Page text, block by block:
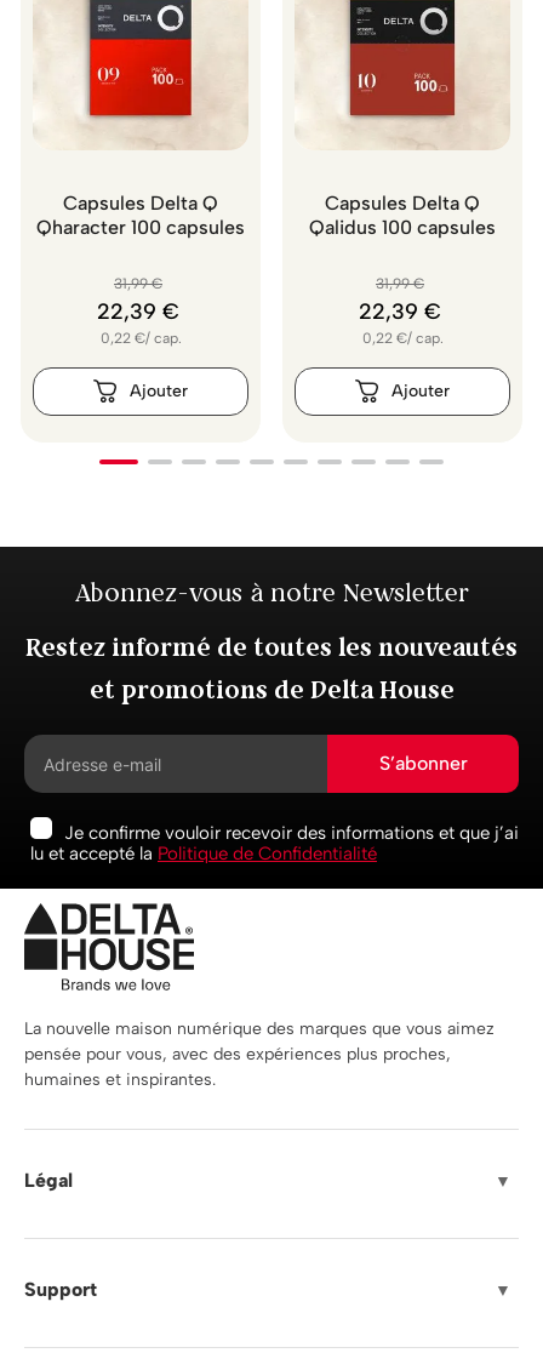
Capsules Delta Q
Qharacter 100 capsules
31,99 €
22,39 €
0,22 €/ cap.
Capsules Delta Q
Qalidus 100 capsules
31,99 €
22,39 €
0,22 €/ cap.
Abonnez-vous à notre Newsletter
Restez informé de toutes les nouveautés
et promotions de Delta House
S’abonner
Je confirme vouloir recevoir des informations et que j’ai
lu et accepté la Politique de Confidentialité
La nouvelle maison numérique des marques que vous aimez
pensée pour vous, avec des expériences plus proches,
humaines et inspirantes.
Légal ▼
Support ▼